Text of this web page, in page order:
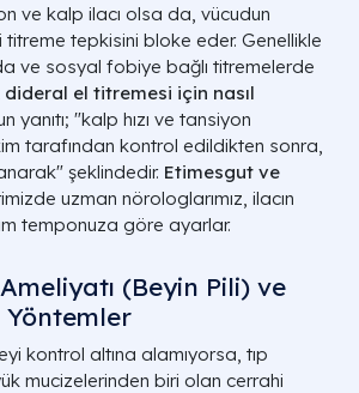
ve kalp ilacı olsa da, vücudun
tepkisini bloke eder. Genellikle
ve sosyal fobiye bağlı titremelerde
dideral el titremesi için nasıl
yanıtı; "kalp hızı ve tansiyon
tarafından kontrol edildikten sonra,
şeklindedir. Etimesgut ve
uzman nörologlarımız, ilacın
temponuza göre ayarlar.
(Beyin Pili) ve
kontrol altına alamıyorsa, tıp
mucizelerinden biri olan cerrahi